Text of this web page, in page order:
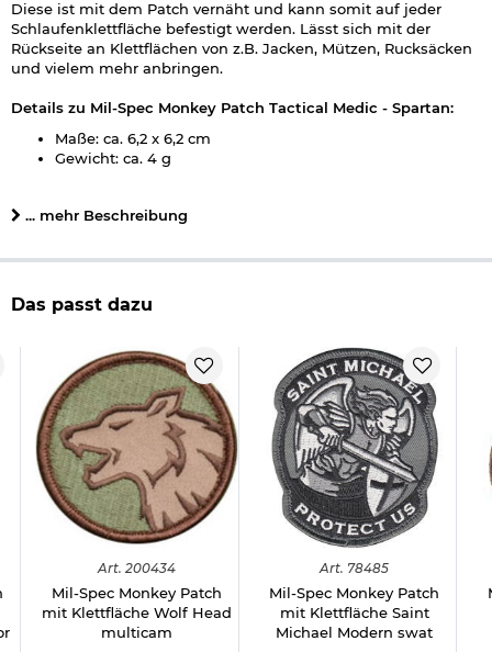
Diese ist mit dem Patch vernäht und kann somit auf jeder
Schlaufenklettfläche befestigt werden. Lässt sich mit der
Rückseite an Klettflächen von z.B. Jacken, Mützen, Rucksäcken
und vielem mehr anbringen.
Details zu Mil-Spec Monkey Patch Tactical Medic - Spartan:
Maße: ca. 6,2 x 6,2 cm
Gewicht: ca. 4 g
Marke: Mil-Spec Monkey
Herstellerinformationen
Verantwortliche Person für die EU
... mehr Beschreibung
Das passt dazu
Art. 200434
Mil-Spec Monkey Patch
mit Klettfläche Wolf Head
multicam
Art. 78485
Mil-Spec Monkey Patch
mit Klettfläche Saint
Michael Modern swat